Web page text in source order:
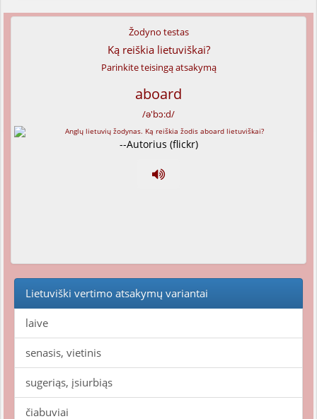
Žodyno testas
Ką reiškia lietuviškai?
Parinkite teisingą atsakymą
aboard
/ə'bɔ:d/
--Autorius (flickr)
Lietuviški vertimo atsakymų variantai
laive
senasis, vietinis
sugeriąs, įsiurbiąs
čiabuviai